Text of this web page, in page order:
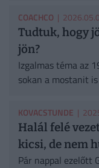
COACHCO |
Tudtuk, hogy
jön?
Izgalmas téma az
sokan a mostanit
KOVACSTUNDE |
Halál felé
kicsi, de nem
Pár nappal ezelőtt